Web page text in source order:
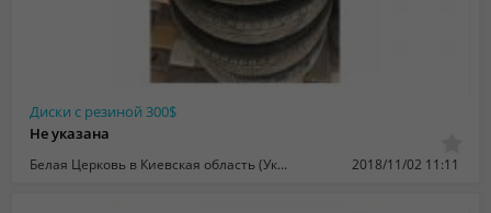
Диски с резиной 300$
Не указана
Белая Церковь в Киевская область (Украина) 2018/11/02 11:11